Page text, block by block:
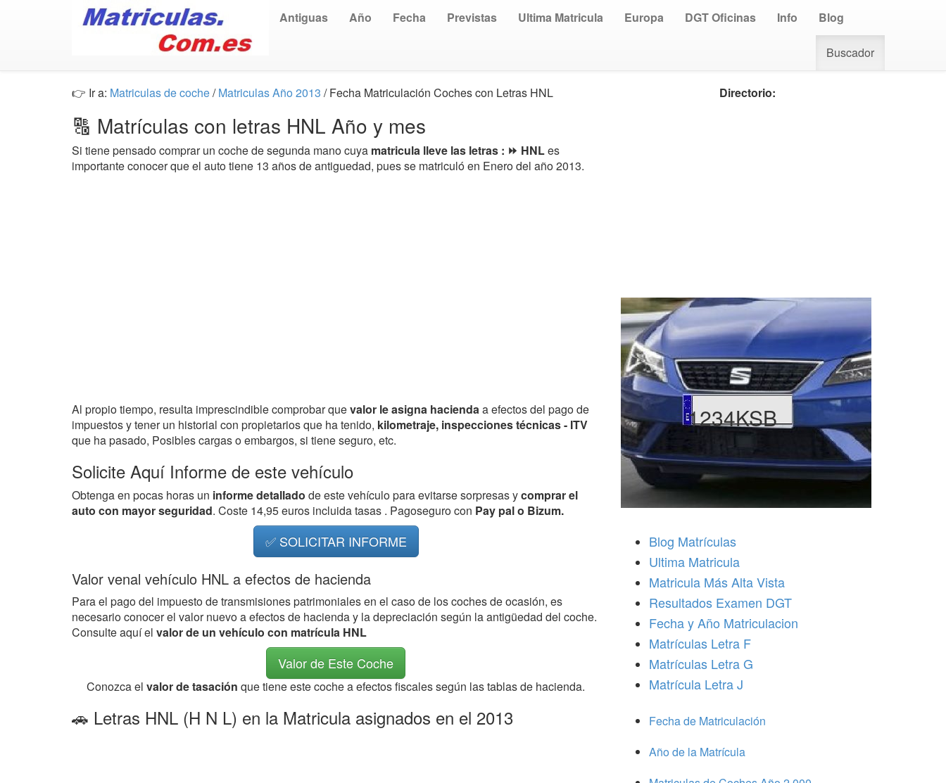
Antiguas Año Fecha Previstas Ultima Matricula Europa DGT Oficinas Info Blog
Buscador
👉 Ir a: Matriculas de coche/Matriculas Año 2013 / Fecha Matriculación Coches con Letras HNL
🔠 Matrículas con letras HNL Año y mes
Si tiene pensado comprar un coche de segunda mano cuya matricula lleve las letras : ⏩ HNLes
importante conocer que el auto tiene 13 años de antiguedad, pues se matriculó en Enero del año 2013.
Al propio tiempo, resulta imprescindible comprobar quevalor le asigna haciendaa efectos del pago de
impuestos y tener un historial con propietarios que ha tenido, kilometraje, inspecciones técnicas - ITV
que ha pasado, Posibles cargas o embargos, si tiene seguro, etc.
Solicite Aquí Informe de este vehículo
Obtenga en pocas horas un informe detallado de este vehículo para evitarse sorpresas ycomprar el
auto con mayor seguridad. Coste 14,95 euros incluida tasas . Pagoseguro con Pay pal o Bizum.
✅ SOLICITAR INFORME
Valor venal vehículo HNL a efectos de hacienda
Para el pago del impuesto de transmisiones patrimoniales en el caso de los coches de ocasión, es
necesario conocer el valor nuevo a efectos de hacienda y la depreciación según la antigüedad del coche.
Consulte aquí el valor de un vehículo con matrícula HNL
Valor de Este Coche
Conozca el valor de tasación que tiene este coche a efectos fiscales según las tablas de hacienda.
🚗 Letras HNL (H N L) en la Matricula asignados en el 2013
Directorio:
1234KSB
Blog Matrículas
Ultima Matricula
Matricula Más Alta Vista
Resultados Examen DGT
Fecha y Año Matriculacion
Matrículas Letra F
Matrículas Letra G
Matrícula Letra J
Fecha de Matriculación
Año de la Matrícula